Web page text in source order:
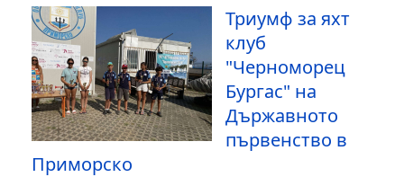
Триумф за яхт
клуб
"Черноморец
Бургас" на
Държавното
първенство в
Приморско